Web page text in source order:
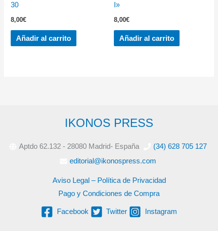
30
8,00€
Añadir al carrito
I»
8,00€
Añadir al carrito
IKONOS PRESS
Aptdo 62.132 - 28080 Madrid- España
(34) 628 705 127
editorial@ikonospress.com
Aviso Legal – Política de Privacidad
Pago y Condiciones de Compra
Facebook Twitter Instagram